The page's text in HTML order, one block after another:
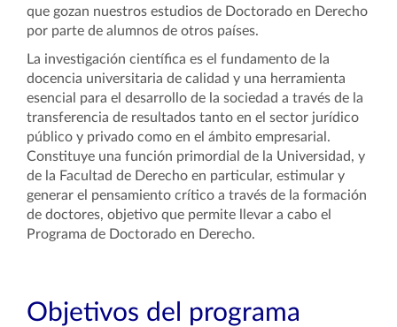
que gozan nuestros estudios de Doctorado en Derecho
por parte de alumnos de otros países.
La investigación científica es el fundamento de la
docencia universitaria de calidad y una herramienta
esencial para el desarrollo de la sociedad a través de la
transferencia de resultados tanto en el sector jurídico
público y privado como en el ámbito empresarial.
Constituye una función primordial de la Universidad, y
de la Facultad de Derecho en particular, estimular y
generar el pensamiento crítico a través de la formación
de doctores, objetivo que permite llevar a cabo el
Programa de Doctorado en Derecho.
Objetivos del programa